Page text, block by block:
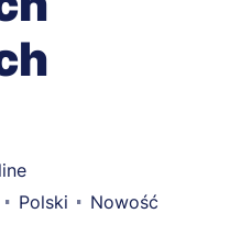
Polski Nowość